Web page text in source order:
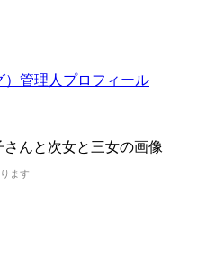
管理人プロフィール
ます